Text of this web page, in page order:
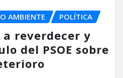
AMBIENTE POLÍTICA
reverdecer y
del PSOE sobre